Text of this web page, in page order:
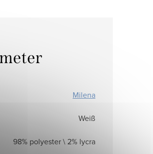
Milena
Weiß
98% polyester \ 2% lycra